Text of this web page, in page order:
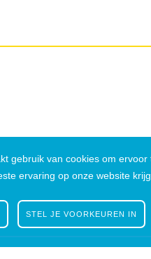
gebruik van cookies om ervoor
ervaring op onze website
STEL JE VOORKEUREN IN